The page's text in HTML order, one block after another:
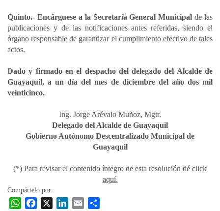
Quinto.- Encárguese a la Secretaría General Municipal de las
publicaciones y de las notificaciones antes referidas, siendo el
órgano responsable de garantizar el cumplimiento efectivo de tales
actos.
Dado y firmado en el despacho del delegado del Alcalde de
Guayaquil, a un día del mes de diciembre del año dos mil
veinticinco.
Ing. Jorge Arévalo Muñoz, Mgtr.
Delegado del Alcalde de Guayaquil
Gobierno Autónomo Descentralizado Municipal de
Guayaquil
(*) Para revisar el contenido íntegro de esta resolución dé click
aquí.
Compártelo por:
W